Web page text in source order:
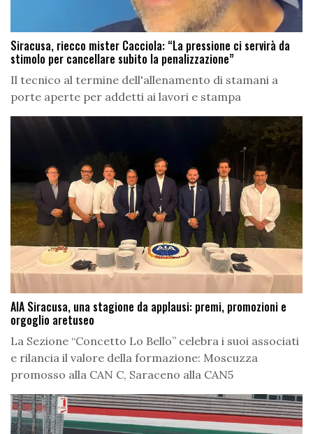
Siracusa, riecco mister Cacciola: “La pressione ci servirà da
stimolo per cancellare subito la penalizzazione”
Il tecnico al termine dell'allenamento di stamani a
porte aperte per addetti ai lavori e stampa
AIA Siracusa, una stagione da applausi: premi, promozioni e
orgoglio aretuseo
La Sezione “Concetto Lo Bello” celebra i suoi associati
e rilancia il valore della formazione: Moscuzza
promosso alla CAN C, Saraceno alla CAN5